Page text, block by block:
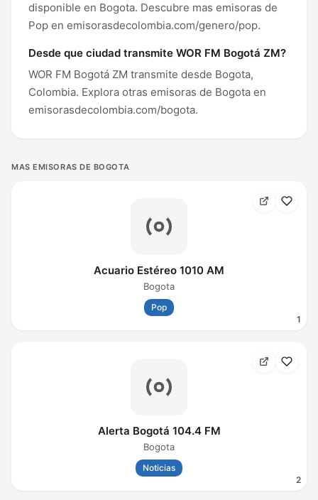
disponible en Bogota. Descubre mas emisoras de
Pop en emisorasdecolombia.com/genero/pop.
Desde que ciudad transmite WOR FM Bogotá ZM?
WOR FM Bogotá ZM transmite desde Bogota,
Colombia. Explora otras emisoras de Bogota en
emisorasdecolombia.com/bogota.
MAS EMISORAS DE BOGOTA
1
Acuario Estéreo 1010 AM
Bogota
Pop
2
Alerta Bogotá 104.4 FM
Bogota
Noticias